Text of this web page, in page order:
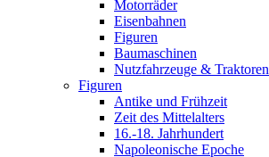
Motorräder
Eisenbahnen
Figuren
Baumaschinen
Nutzfahrzeuge & Traktoren
Figuren
Antike und Frühzeit
Zeit des Mittelalters
16.-18. Jahrhundert
Napoleonische Epoche